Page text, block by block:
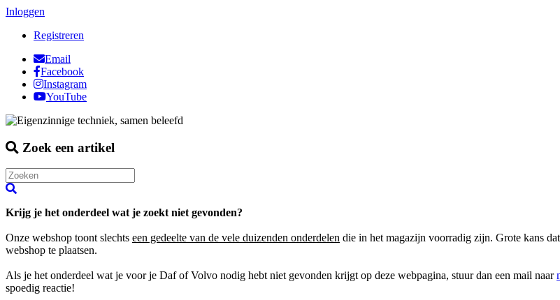
Inloggen
Registreren
Email
Facebook
Instagram
YouTube
Zoek een artikel
Krijg je het onderdeel wat je zoekt niet gevonden?
Onze webshop toont slechts een gedeelte van de vele duizenden onderdelen die in het magazijn voorradig zijn. Grote kans
webshop te plaatsen.
Als je het onderdeel wat je voor je Daf of Volvo nodig hebt niet gevonden krijgt op deze webpagina, stuur dan een mail naar
spoedig reactie!